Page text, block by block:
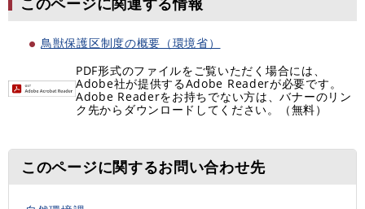
鳥獣保護区制度の概要（環境省）
PDF形式のファイルをご覧いただく場合には、
Adobe社が提供するAdobe Readerが必要です。
Adobe Readerをお持ちでない方は、バナーのリン
ク先からダウンロードしてください。（無料）
このページに関するお問い合わせ先